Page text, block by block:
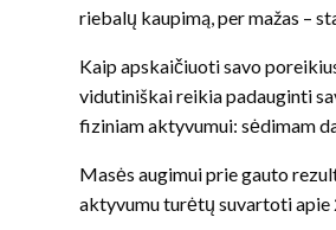
riebalų kaupimą, per mažas –
Kaip apskaičiuoti savo
vidutiniškai reikia padauginti
fiziniam aktyvumui: sėdimam
Masės augimui prie gauto
aktyvumu turėtų suvartoti apie